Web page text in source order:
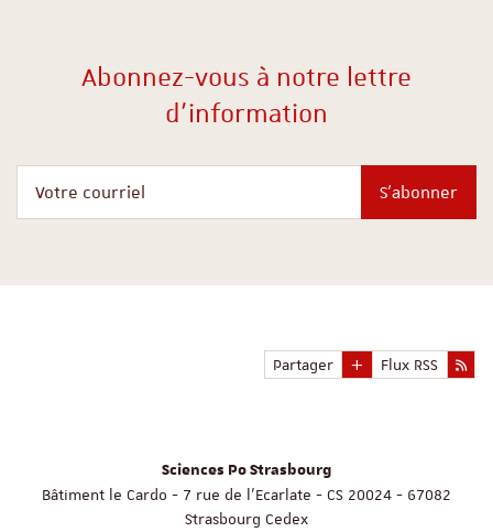
Abonnez-vous à notre lettre
d'information
S'abonner
Partager Flux RSS
Sciences Po Strasbourg
Bâtiment le Cardo - 7 rue de l'Ecarlate - CS 20024 - 67082
Strasbourg Cedex